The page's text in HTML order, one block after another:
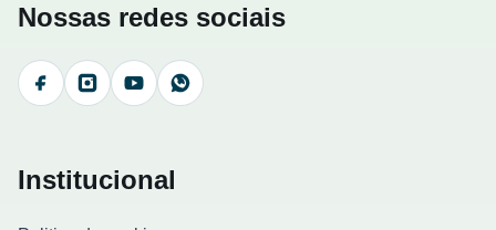
Nossas redes sociais
FacebookInstagramYouTubeWhatsApp
Institucional